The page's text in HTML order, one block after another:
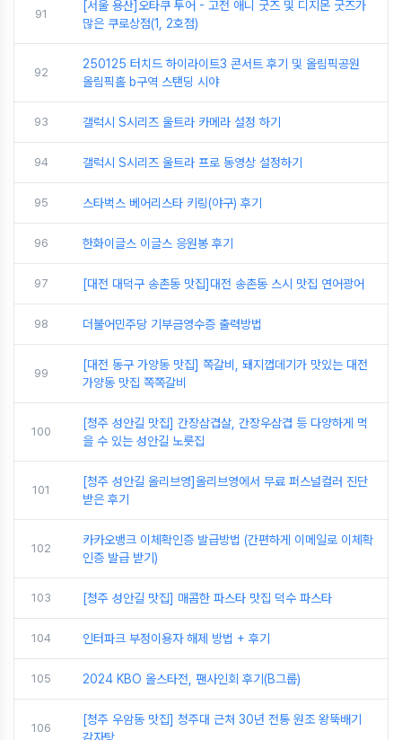
91
[서울 용산]오타쿠 투어 - 고전 애니 굿즈 및 디지몬 굿즈가
많은 쿠로상점(1, 2호점)
92
250125 터치드 하이라이트3 콘서트 후기 및 올림픽공원
올림픽홀 b구역 스탠딩 시야
93 갤럭시 S시리즈 울트라 카메라 설정 하기
94 갤럭시 S시리즈 울트라 프로 동영상 설정하기
95 스타벅스 베어리스타 키링(야구) 후기
96 한화이글스 이글스 응원봉 후기
97 [대전 대덕구 송촌동 맛집]대전 송촌동 스시 맛집 연어광어
98 더불어민주당 기부금영수증 출력방법
99
[대전 동구 가양동 맛집] 쪽갈비, 돼지껍데기가 맛있는 대전
가양동 맛집 쪽쪽갈비
100
[청주 성안길 맛집] 간장삼겹살, 간장우삼겹 등 다양하게 먹
을 수 있는 성안길 노릇집
101
[청주 성안길 올리브영]올리브영에서 무료 퍼스널컬러 진단
받은 후기
102
카카오뱅크 이체확인증 발급방법 (간편하게 이메일로 이체확
인증 발급 받기)
103 [청주 성안길 맛집] 매콤한 파스타 맛집 덕수 파스타
104 인터파크 부정이용자 해제 방법 + 후기
105 2024 KBO 올스타전, 팬사인회 후기(B그룹)
106
[청주 우암동 맛집] 청주대 근처 30년 전통 원조 왕뚝배기